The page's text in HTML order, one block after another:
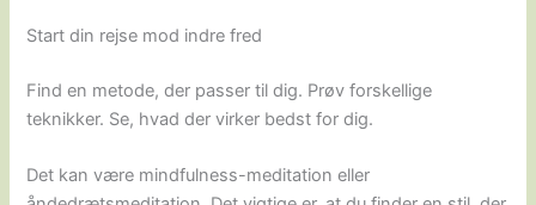
Start din rejse mod indre fred
Find en metode, der passer til dig. Prøv forskellige
teknikker. Se, hvad der virker bedst for dig.
Det kan være mindfulness-meditation eller